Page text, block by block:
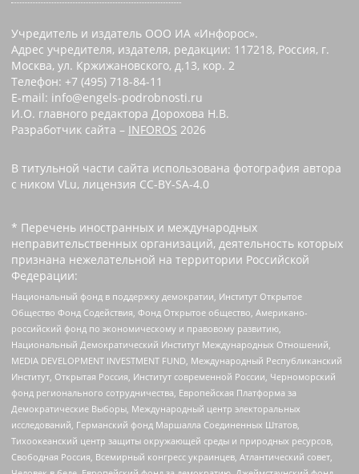
Учредитель и издатель ООО ИА «Инфорос».
Адрес учредителя, издателя, редакции: 117218, Россия, г.
Москва, ул. Кржижановского, д.13, кор. 2
Телефон: +7 (495) 718-84-11
E-mail: info@engels-podrobnosti.ru
И.О. главного редактора Дорохова Н.В.
Разработчик сайта – INFOROS 2026
В титульной части сайта использована фотография автора
с ником VLu, лицензия CC-BY-SA-4.0
* Перечень иностранных и международных
неправительственных организаций, деятельность которых
признана нежелательной на территории Российской
Федерации:
Национальный фонд в поддержку демократии, Институт Открытое
Общество Фонд Содействия, Фонд Открытое общество, Американо-
российский фонд по экономическому и правовому развитию,
Национальный Демократический Институт Международных Отношений,
MEDIA DEVELOPMENT INVESTMENT FUND, Международный Республиканский
Институт, Открытая Россия, Институт современной России, Черноморский
фонд регионального сотрудничества, Европейская Платформа за
Демократические Выборы, Международный центр электоральных
исследований, Германский фонд Маршалла Соединенных Штатов,
Тихоокеанский центр защиты окружающей среды и природных ресурсов,
Свободная Россия, Всемирный конгресс украинцев, Атлантический совет,